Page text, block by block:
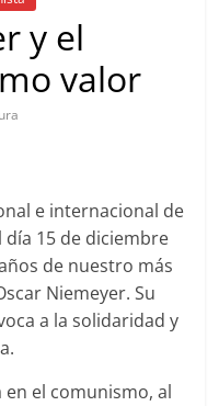
y el
valor
e internacional de
día 15 de diciembre
de nuestro más
Niemeyer. Su
a la solidaridad y
el comunismo, al